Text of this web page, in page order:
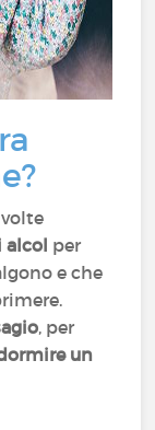
alcol per
e che
, per
un